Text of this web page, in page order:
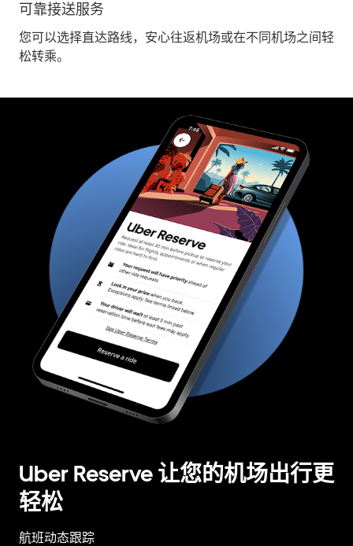
可靠接送服务
您可以选择直达路线，安心往返机场或在不同机场之间轻
松转乘。
Uber Reserve 让您的机场出行更
轻松
航班动态跟踪